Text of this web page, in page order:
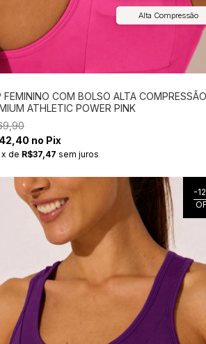
Alta Compressão
FEMININO COM BOLSO ALTA COMPRESSÃO
ATHLETIC POWER PINK
no Pix
x de R$37,47 sem juros
-12